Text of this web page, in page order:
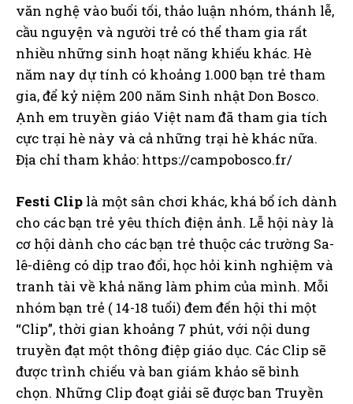
văn nghệ vào buổi tối, thảo luận nhóm, thánh lễ,
cầu nguyện và người trẻ có thể tham gia rất
nhiều những sinh hoạt năng khiếu khác. Hè
năm nay dự tính có khoảng 1.000 bạn trẻ tham
gia, để kỷ niệm 200 năm Sinh nhật Don Bosco.
Ạnh em truyền giáo Việt nam đã tham gia tích
cực trại hè này và cả những trại hè khác nữa.
Địa chỉ tham khảo: https://campobosco.fr/
Festi Clip là một sân chơi khác, khá bổ ích dành
cho các bạn trẻ yêu thích điện ảnh. Lễ hội này là
cơ hội dành cho các bạn trẻ thuộc các trường Sa-
lê-diêng có dịp trao đổi, học hỏi kinh nghiệm và
tranh tài về khả năng làm phim của mình. Mỗi
nhóm bạn trẻ ( 14-18 tuổi) đem đến hội thi một
“Clip”, thời gian khoảng 7 phút, với nội dung
truyền đạt một thông điệp giáo dục. Các Clip sẽ
được trình chiếu và ban giám khảo sẽ bình
chọn. Những Clip đoạt giải sẽ được ban Truyền